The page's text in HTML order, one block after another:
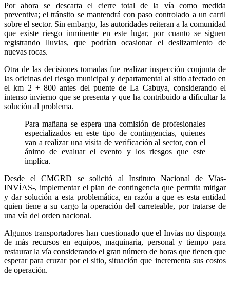
Por ahora se descarta el cierre total de la vía como medida
preventiva; el tránsito se mantendrá con paso controlado a un carril
sobre el sector. Sin embargo, las autoridades reiteran a la comunidad
que existe riesgo inminente en este lugar, por cuanto se siguen
registrando lluvias, que podrían ocasionar el deslizamiento de
nuevas rocas.
Otra de las decisiones tomadas fue realizar inspección conjunta de
las oficinas del riesgo municipal y departamental al sitio afectado en
el km 2 + 800 antes del puente de La Cabuya, considerando el
intenso invierno que se presenta y que ha contribuido a dificultar la
solución al problema.
Para mañana se espera una comisión de profesionales
especializados en este tipo de contingencias, quienes
van a realizar una visita de verificación al sector, con el
ánimo de evaluar el evento y los riesgos que este
implica.
Desde el CMGRD se solicitó al Instituto Nacional de Vías-
INVÍAS-, implementar el plan de contingencia que permita mitigar
y dar solución a esta problemática, en razón a que es esta entidad
quien tiene a su cargo la operación del carreteable, por tratarse de
una vía del orden nacional.
Algunos transportadores han cuestionado que el Invías no disponga
de más recursos en equipos, maquinaria, personal y tiempo para
restaurar la vía considerando el gran número de horas que tienen que
esperar para cruzar por el sitio, situación que incrementa sus costos
de operación.